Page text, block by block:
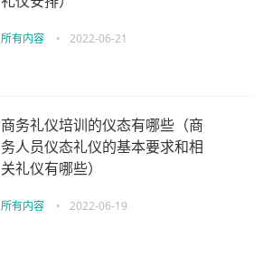
所有内容 • 2022-06-21
商务礼仪培训的仪态有哪些（商
务人员仪态礼仪的基本要求和相
关礼仪有哪些）
所有内容 • 2022-06-19